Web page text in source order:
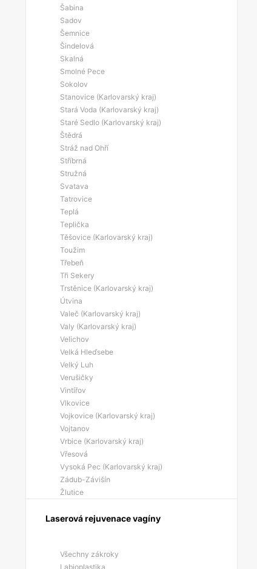
Šabina
Sadov
Šemnice
Šindelová
Skalná
Smolné Pece
Sokolov
Stanovice (Karlovarský kraj)
Stará Voda (Karlovarský kraj)
Staré Sedlo (Karlovarský kraj)
Štědrá
Stráž nad Ohří
Stříbrná
Stružná
Svatava
Tatrovice
Teplá
Teplička
Těšovice (Karlovarský kraj)
Toužim
Třebeň
Tři Sekery
Trstěnice (Karlovarský kraj)
Útvina
Valeč (Karlovarský kraj)
Valy (Karlovarský kraj)
Velichov
Velká Hleďsebe
Velký Luh
Verušičky
Vintířov
Vlkovice
Vojkovice (Karlovarský kraj)
Vojtanov
Vrbice (Karlovarský kraj)
Vřesová
Vysoká Pec (Karlovarský kraj)
Zádub-Závišín
Žlutice
Laserová rejuvenace vagíny
Všechny zákroky
Labioplastika